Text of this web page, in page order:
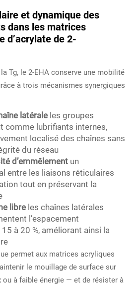
et dynamique des
dans les matrices
d’acrylate de 2-
Tg, le 2-EHA conserve une mobilité
à trois mécanismes synergiques
latérale les groupes
comme lubrifiants internes,
localisé des chaînes sans
du réseau
d’emmêlement un
entre les liaisons réticulaires
tout en préservant la
libre les chaînes latérales
l’espacement
à 20 %, améliorant ainsi la
permet aux matrices acryliques
le mouillage de surface sur
ou à faible énergie — et de résister à